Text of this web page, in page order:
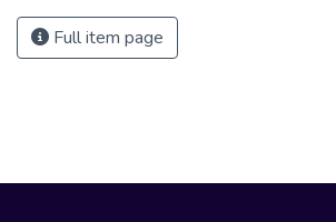
Full item page